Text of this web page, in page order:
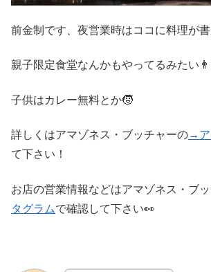
前金制です、夜営業時はココに料理が
親子限定食堂なんかもやってるみたい
子供はカレー無料とか🧒
詳しくはアマゾネス・ブッチャーの→ア
て下さい！
お店の営業情報などはアマゾネス・ブ
タグラムで確認して下さい👀